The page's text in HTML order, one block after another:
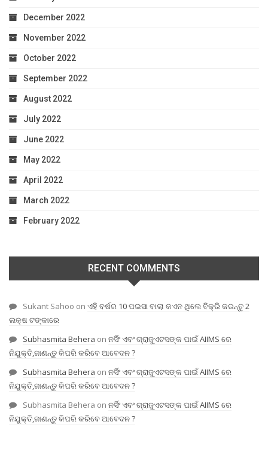
December 2022
November 2022
October 2022
September 2022
August 2022
July 2022
June 2022
May 2022
April 2022
March 2022
February 2022
RECENT COMMENTS
Sukant Sahoo on ଏହି ବର୍ଷର 10 ପଇସା ବାଲା କଏନ ଥିଲେ ବିକ୍ରି କରନ୍ତୁ 2
ଲକ୍ଷ ଟଙ୍କାରେ
Subhasmita Behera on ନର୍ସିଂ ଏବଂ ଗ୍ରାଜୁଏଟସଙ୍କ ପାଇଁ AIIMS ରେ
ନିଯୁକ୍ତି,ଜାଣନ୍ତୁ କିପରି କରିବେ ଆବେଦନ ?
Subhasmita Behera on ନର୍ସିଂ ଏବଂ ଗ୍ରାଜୁଏଟସଙ୍କ ପାଇଁ AIIMS ରେ
ନିଯୁକ୍ତି,ଜାଣନ୍ତୁ କିପରି କରିବେ ଆବେଦନ ?
Subhasmita Behera on ନର୍ସିଂ ଏବଂ ଗ୍ରାଜୁଏଟସଙ୍କ ପାଇଁ AIIMS ରେ
ନିଯୁକ୍ତି,ଜାଣନ୍ତୁ କିପରି କରିବେ ଆବେଦନ ?